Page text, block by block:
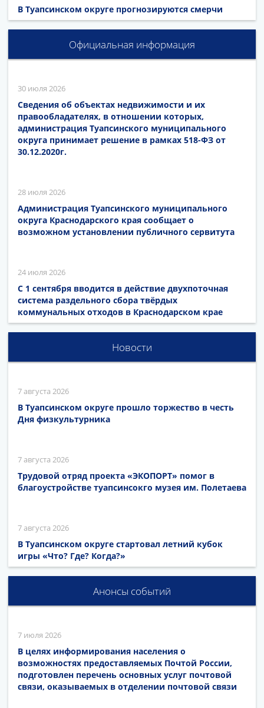
В Туапсинском округе прогнозируются смерчи
Официальная информация
30 июля 2026
Сведения об объектах недвижимости и их
правообладателях, в отношении которых,
администрация Туапсинского муниципального
округа принимает решение в рамках 518-ФЗ от
30.12.2020г.
28 июля 2026
Администрация Туапсинского муниципального
округа Краснодарского края сообщает о
возможном установлении публичного сервитута
24 июля 2026
С 1 сентября вводится в действие двухпоточная
система раздельного сбора твёрдых
коммунальных отходов в Краснодарском крае
Новости
7 августа 2026
В Туапсинском округе прошло торжество в честь
Дня физкультурника
7 августа 2026
Трудовой отряд проекта «ЭКОПОРТ» помог в
благоустройстве туапсинсокго музея им. Полетаева
7 августа 2026
В Туапсинском округе стартовал летний кубок
игры «Что? Где? Когда?»
Анонсы событий
7 июля 2026
В целях информирования населения о
возможностях предоставляемых Почтой России,
подготовлен перечень основных услуг почтовой
связи, оказываемых в отделении почтовой связи